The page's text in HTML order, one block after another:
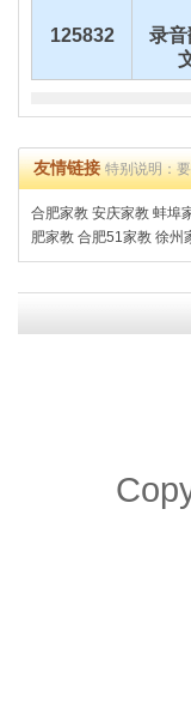
125832
录
友情链接特别说明：
合肥家教 安庆家教 蚌埠
肥家教 合肥51家教 徐州